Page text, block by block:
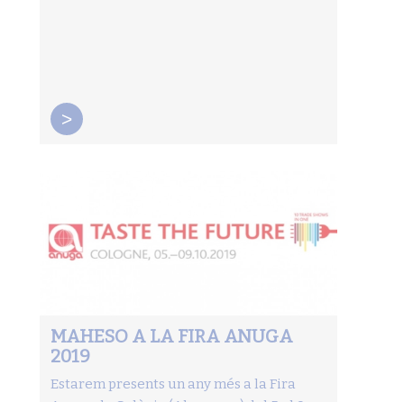
>
MAHESO A LA FIRA ANUGA
2019
Estarem presents un any més a la Fira